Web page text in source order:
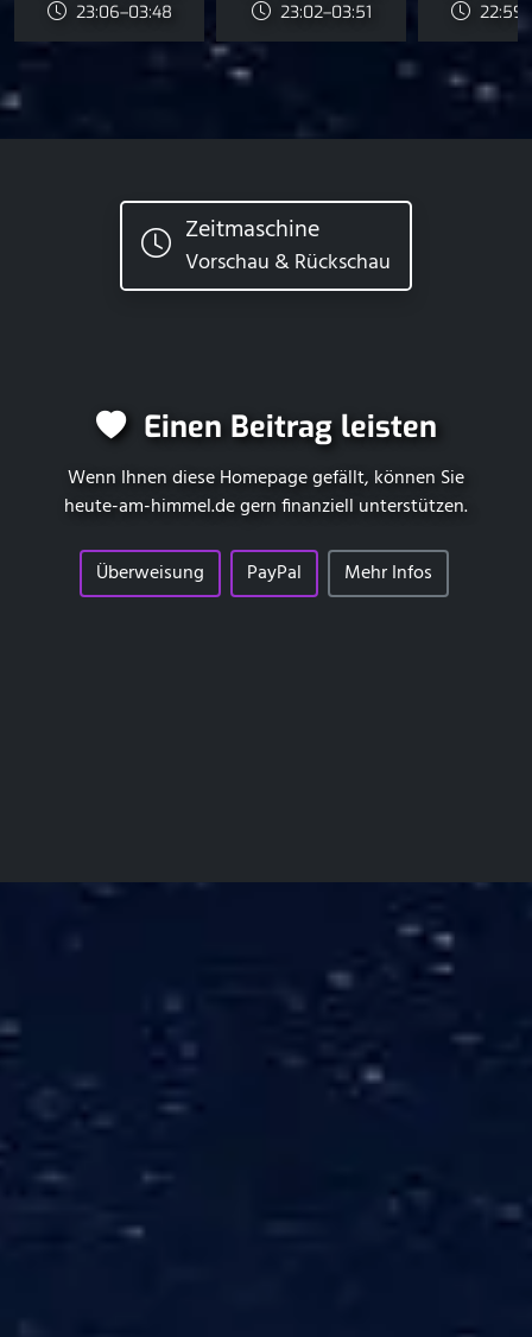
23:06–03:48
23:02–03:51
Zeitmaschine
Vorschau & Rückschau
Einen Beitrag leisten
Wenn Ihnen diese Homepage gefällt, können Sie
heute-am-himmel.degern finanziell unterstützen.
Überweisung PayPal Mehr Infos